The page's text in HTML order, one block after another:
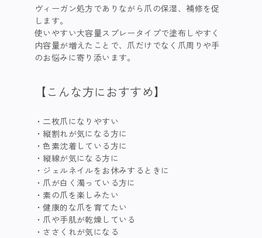
ヴィーガン処方でありながら爪の保湿、補修を促
します。
使いやすい大容量スプレータイプで塗布しやすく
内容量が増えたことで、爪だけでなく爪周りや手
のお悩みに寄り添います。
【こんな方におすすめ】
二枚爪になりやすい
縦割れが気になる方に
色素沈着している方に
縦線が気になる方に
ジェルネイルをお休みするときに
爪が白く濁っている方に
素の爪を楽しみたい
健康的な爪を育てたい
爪や手肌が乾燥している
ささくれが気になる